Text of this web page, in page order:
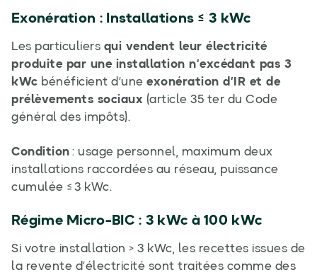
Exonération : Installations ≤ 3 kWc
Les particuliers qui vendent leur électricité
produite par une installation n’excédant pas 3
kWc bénéficient d’une exonération d’IR et de
prélèvements sociaux (article 35 ter du Code
général des impôts).
Condition : usage personnel, maximum deux
installations raccordées au réseau, puissance
cumulée ≤ 3 kWc.
Régime Micro-BIC : 3 kWc à 100 kWc
Si votre installation > 3 kWc, les recettes issues de
la revente d’électricité sont traitées comme des